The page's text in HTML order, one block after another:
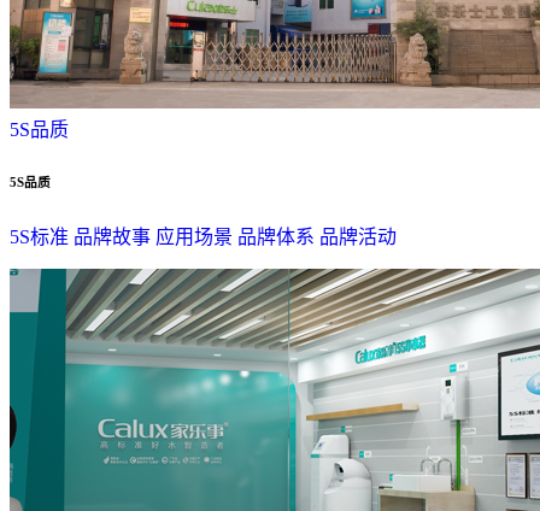
5S品质
5S品质
5S标准 品牌故事 应用场景 品牌体系 品牌活动